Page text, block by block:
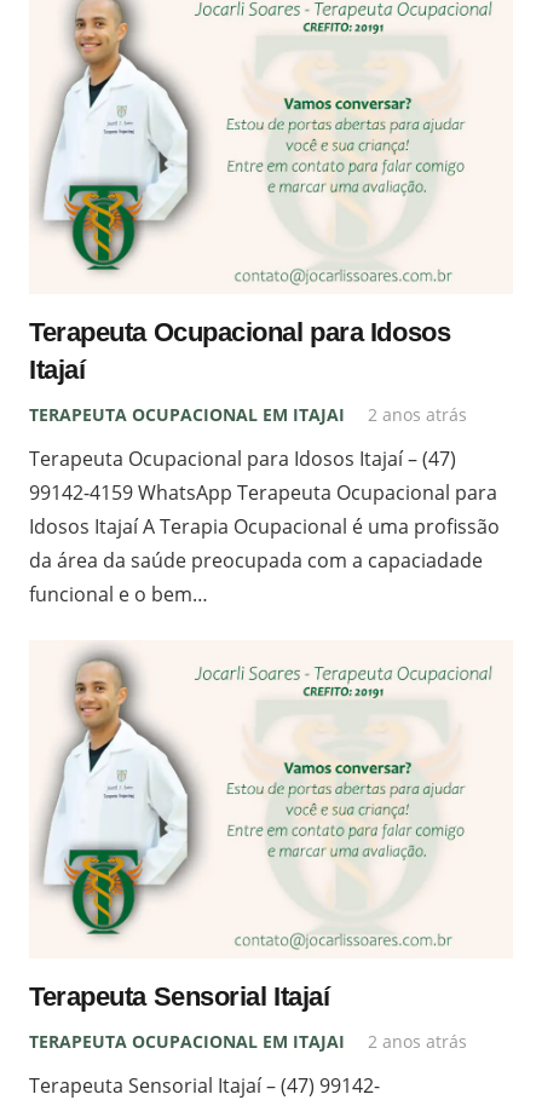
Terapeuta Ocupacional para Idosos
Itajaí
TERAPEUTA OCUPACIONAL EM ITAJAI 2 anos atrás
Terapeuta Ocupacional para Idosos Itajaí – (47)
99142-4159 WhatsApp Terapeuta Ocupacional para
Idosos Itajaí A Terapia Ocupacional é uma profissão
da área da saúde preocupada com a capaciadade
funcional e o bem…
Terapeuta Sensorial Itajaí
TERAPEUTA OCUPACIONAL EM ITAJAI 2 anos atrás
Terapeuta Sensorial Itajaí – (47) 99142-